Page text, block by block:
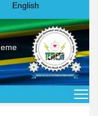
English